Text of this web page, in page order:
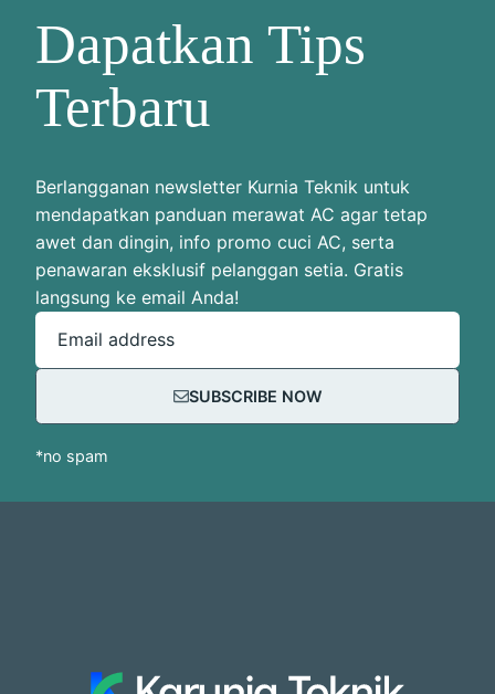
Dapatkan Tips
Terbaru
Berlangganan newsletter Kurnia Teknik untuk
mendapatkan panduan merawat AC agar tetap
awet dan dingin, info promo cuci AC, serta
penawaran eksklusif pelanggan setia. Gratis
langsung ke email Anda!
Email address
SUBSCRIBE NOW
*no spam